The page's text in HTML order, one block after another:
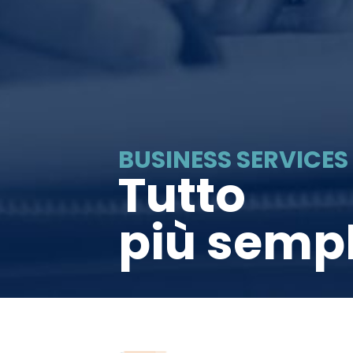
BUSINESS SERVICES
Tutto
più